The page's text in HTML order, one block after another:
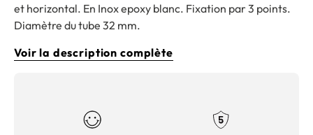
et horizontal. En Inox epoxy blanc. Fixation par 3 points.
Diamètre du tube 32 mm.
Voir la description complète